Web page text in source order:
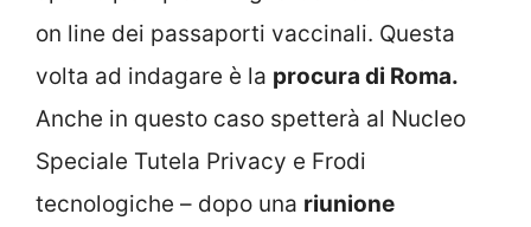
on line dei passaporti vaccinali. Questa
volta ad indagare è la procura di Roma.
Anche in questo caso spetterà al Nucleo
Speciale Tutela Privacy e Frodi
tecnologiche – dopo una riunione